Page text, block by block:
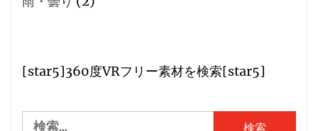
[star5]360度VRフリー素材を検索[star5]
検